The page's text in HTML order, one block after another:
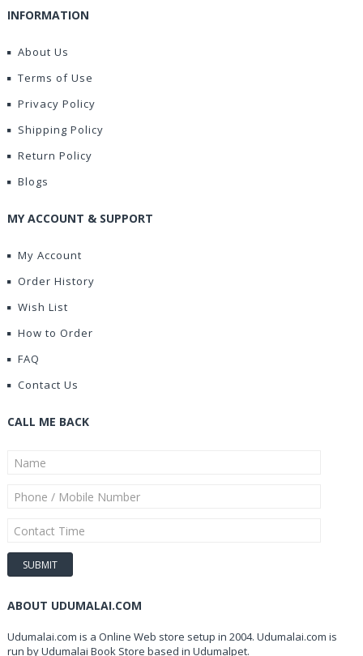
INFORMATION
About Us
Terms of Use
Privacy Policy
Shipping Policy
Return Policy
Blogs
MY ACCOUNT & SUPPORT
My Account
Order History
Wish List
How to Order
FAQ
Contact Us
CALL ME BACK
ABOUT UDUMALAI.COM
Udumalai.com is a Online Web store setup in 2004. Udumalai.com is
run by Udumalai Book Store based in Udumalpet.